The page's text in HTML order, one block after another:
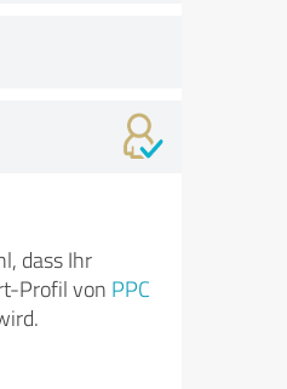
dass Ihr
Profil von PPC